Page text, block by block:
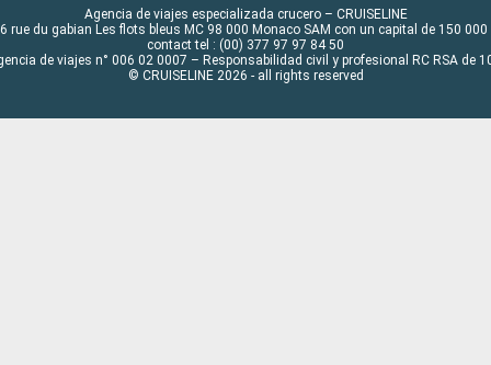
Agencia de viajes especializada crucero – CRUISELINE
rue du gabian Les flots bleus MC 98 000 Monaco SAM con un capital de 150 000
contact tel : (00) 377 97 97 84 50
de viajes n° 006 02 0007 – Responsabilidad civil y profesional RC RSA de
© CRUISELINE 2026 - all rights reserved